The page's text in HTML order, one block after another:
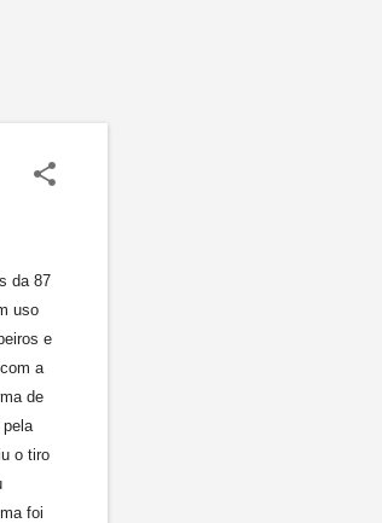
da 87
uso
e
a
de
o tiro
foi